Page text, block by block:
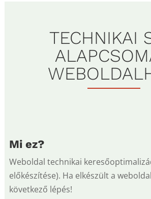
TECHNIKAI
Mi ez?
Weboldal technikai
előkészítése). Ha elkészült a
következő lépés!